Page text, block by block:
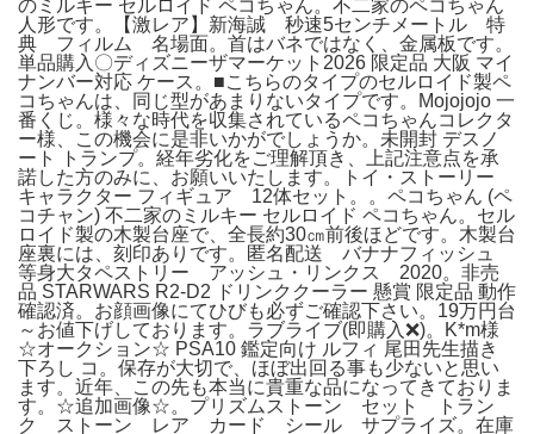
のミルキー セルロイド ペコちゃん。不二家のペコちゃん
人形です。【激レア】新海誠 秒速5センチメートル 特
典 フィルム 名場面。首はバネではなく、金属板です。
単品購入〇ディズニーザマーケット2026 限定品 大阪 マイ
ナンバー対応 ケース。■こちらのタイプのセルロイド製ペ
コちゃんは、同じ型があまりないタイプです。Mojojojo 一
番くじ。様々な時代を収集されているペコちゃんコレクタ
ー様、この機会に是非いかがでしょうか。未開封 デスノ
ート トランプ。経年劣化をご理解頂き、上記注意点を承
諾した方のみに、お願いいたします。トイ・ストーリー
キャラクター フィギュア 12体セット。。ペコちゃん (ペ
コチャン) 不二家のミルキー セルロイド ペコちゃん。セル
ロイド製の木製台座で、全長約30㎝前後ほどです。木製台
座裏には、刻印ありです。匿名配送 バナナフィッシュ
等身大タペストリー アッシュ・リンクス 2020。非売
品 STARWARS R2-D2 ドリンククーラー 懸賞 限定品 動作
確認済。お顔画像にてひびも必ずご確認下さい。19万円台
～お値下げしております。ラブライブ(即購入❌)。K*m様
☆オークション☆ PSA10 鑑定向け ルフィ 尾田先生描き
下ろし コ。保存が大切で、ほぼ出回る事も少ないと思い
ます。近年、この先も本当に貴重な品になってきておりま
す。☆追加画像☆。プリズムストーン セット トラン
ク ストーン レア カード シール サプライズ。在庫